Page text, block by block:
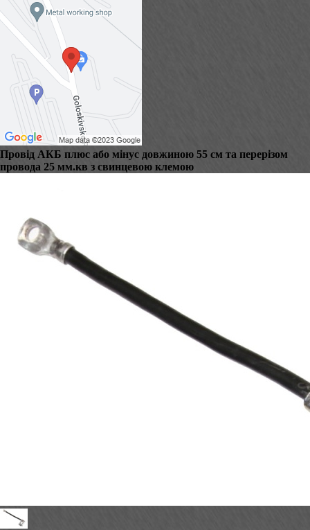
Провід АКБ плюс або мінус довжиною 55 см та перерізом
провода 25 мм.кв з свинцевою клемою